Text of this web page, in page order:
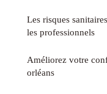
Les risques
les professionnels
Améliorez votre
orléans